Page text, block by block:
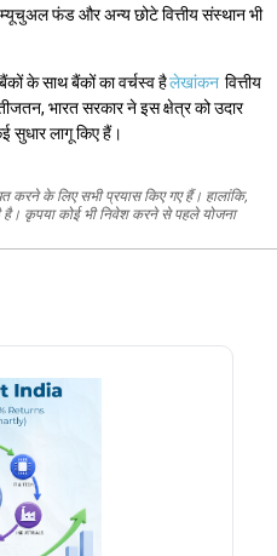
फंड और अन्य छोटे वित्तीय संस्थान भी
बैंकों के साथ बैंकों का वर्चस्व हैलेखांकन वित्तीय
भारत सरकार ने इस क्षेत्र को उदार
सुधार लागू किए हैं।
करने के लिए सभी प्रयास किए गए हैं। हालांकि,
है। कृपया कोई भी निवेश करने से पहले योजना